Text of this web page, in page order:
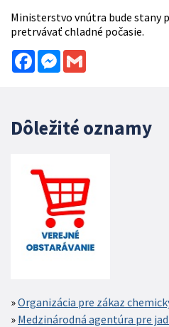
Ministerstvo vnútra bude stany
pretrvávať chladné počasie.
FacebookMessenger
Dôležité oznamy
Organizácia pre zákaz
Medzinárodná agentúra pre